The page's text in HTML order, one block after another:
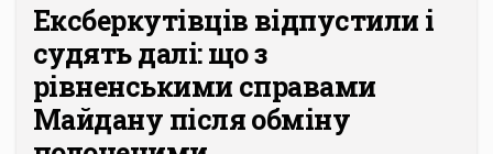
Ексберкутівців відпустили і
судять далі: що з
рівненськими справами
Майдану після обміну